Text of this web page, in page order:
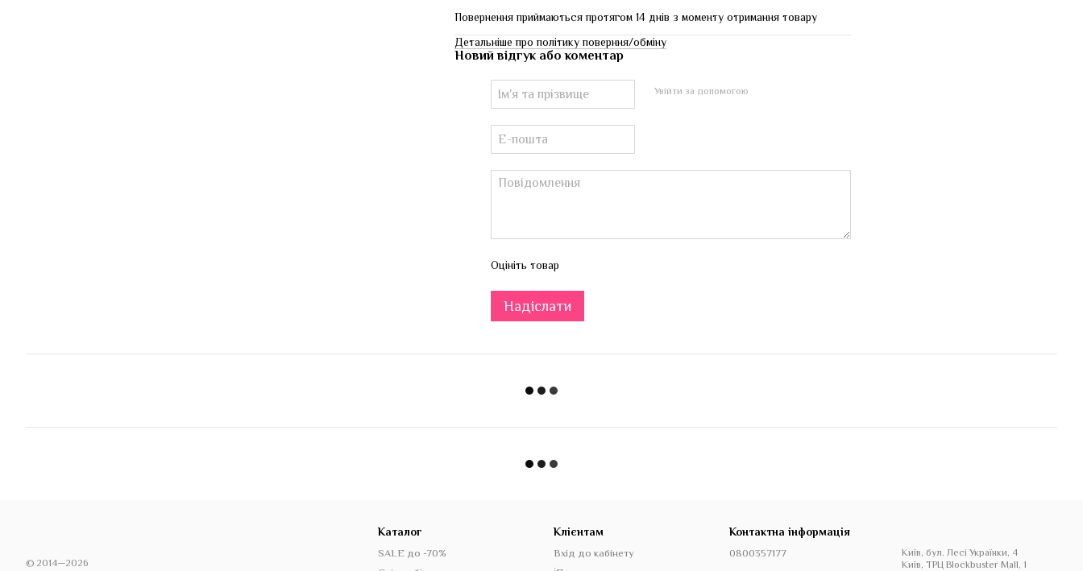
Повернення приймаються протягом 14 днів з моменту отримання товару
Детальніше про політику поверння/обміну
Новий відгук або коментар
Увійти за допомогою
Оцініть товар
Надіслати
© 2014—2026
Каталог
SALE до -70%
Клієнтам
Вхід до кабінету
Контактна інформація
0800357177
Київ, бул. Лесі Українки, 4
Київ, ТРЦ Blockbuster Mall, 1